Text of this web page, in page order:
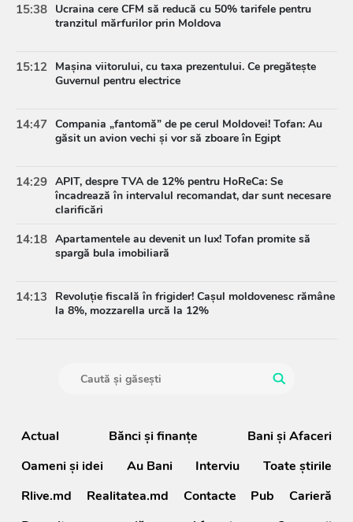
15:38 Ucraina cere CFM să reducă cu 50% tarifele pentru
tranzitul mărfurilor prin Moldova
15:12 Mașina viitorului, cu taxa prezentului. Ce pregătește
Guvernul pentru electrice
14:47 Compania „fantomă” de pe cerul Moldovei! Tofan: Au
găsit un avion vechi și vor să zboare în Egipt
14:29 APIT, despre TVA de 12% pentru HoReCa: Se
încadrează în intervalul recomandat, dar sunt necesare
clarificări
14:18 Apartamentele au devenit un lux! Tofan promite să
spargă bula imobiliară
14:13
Revoluție fiscală în frigider! Cașul moldovenesc rămâne
la 8%, mozzarella urcă la 12%
Actual Bănci şi finanţe
Bani și Afaceri
Oameni şi idei
Au Bani Interviu
Toate știrile
Rlive.md
Realitatea.md Contacte Pub
Carieră